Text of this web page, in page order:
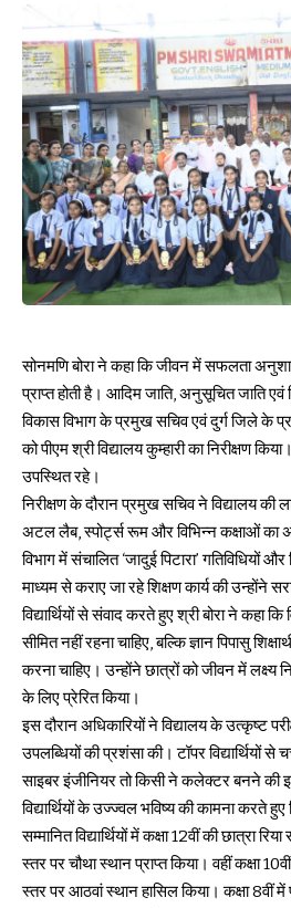
सोनमणि बोरा ने कहा कि जीवन में सफलता
प्राप्त होती है। आदिम जाति, अनुसूचित जाति
विकास विभाग के प्रमुख सचिव एवं दुर्ग जिले के
को पीएम श्री विद्यालय कुम्हारी का निरीक्षण
उपस्थित रहे।
निरीक्षण के दौरान प्रमुख सचिव ने विद्यालय की
अटल लैब, स्पोर्ट्स रूम और विभिन्न कक्षाओं का
विभाग में संचालित ‘जादुई पिटारा’ गतिविधियों
माध्यम से कराए जा रहे शिक्षण कार्य की उन्होंने
विद्यार्थियों से संवाद करते हुए श्री बोरा ने कहा कि
सीमित नहीं रहना चाहिए, बल्कि ज्ञान पिपासु
करना चाहिए। उन्होंने छात्रों को जीवन में लक्ष्य
के लिए प्रेरित किया।
इस दौरान अधिकारियों ने विद्यालय के उत्कृष्ट
उपलब्धियों की प्रशंसा की। टॉपर विद्यार्थियों से
साइबर इंजीनियर तो किसी ने कलेक्टर बनने की
विद्यार्थियों के उज्ज्वल भविष्य की कामना करते हुए
सम्मानित विद्यार्थियों में कक्षा 12वीं की छात्रा
स्तर पर चौथा स्थान प्राप्त किया। वहीं कक्षा
स्तर पर आठवां स्थान हासिल किया। कक्षा